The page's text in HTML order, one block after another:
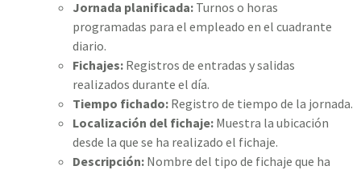
Jornada planificada: Turnos o horas
programadas para el empleado en el cuadrante
diario.
Fichajes: Registros de entradas y salidas
realizados durante el día.
Tiempo fichado: Registro de tiempo de la jornada.
Localización del fichaje: Muestra la ubicación
desde la que se ha realizado el fichaje.
Descripción: Nombre del tipo de fichaje que ha